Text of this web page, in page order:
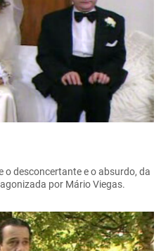
o desconcertante e o absurdo, da
por Mário Viegas.